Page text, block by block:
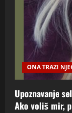
ONA TRAZI
Upoznavanje
Ako voliš mir,